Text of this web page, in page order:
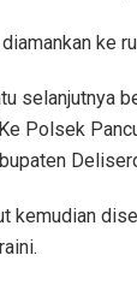
ke
selanjutnya
Polsek
kemudian